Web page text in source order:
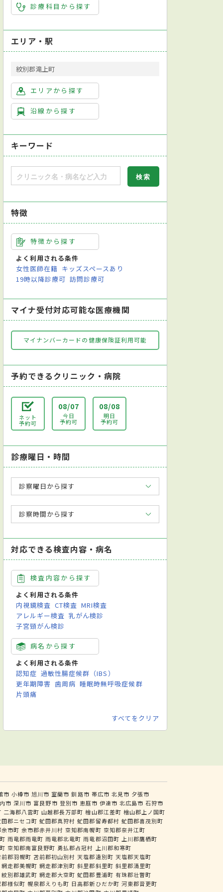
診療科目から探す
エリア・駅
紋別郡滝上町
エリアから探す
沿線から探す
キーワード
特徴
特徴から探す
よく利用される条件
女性医師在籍 キッズスペースあり
19時以降診療可 訪問診療可
マイナ受付対応可能な医療機関
マイナンバーカードの健康保険証利用可能
予約できるクリニック・病院
ネット
予約可
08/07
今日
予約可
08/08
明日
予約可
診療曜日・時間
診察曜日から探す
診察時間から探す
対応できる検査内容・病名
検査内容から探す
よく利用される条件
内視鏡検査 CT検査 MRI検査
アレルギー検査 乳がん検診
子宮頸がん検診
病名から探す
よく利用される条件
認知症 過敏性腸症候群（IBS）
更年期障害 歯周病 睡眠時無呼吸症候群
片頭痛
すべてをクリア
市 小樽市 旭川市 室蘭市 釧路市 帯広市 北見市 夕張市
市 深川市 富良野市 登別市 恵庭市 伊達市 北広島市 石狩市
二海郡八雲町 山越郡長万部町 檜山郡江差町 檜山郡上ノ国町
田郡ニセコ町 虻田郡真狩村 虻田郡留寿都村 虻田郡喜茂別町
市町 余市郡赤井川村 空知郡南幌町 空知郡奈井江町
雨竜郡雨竜町 雨竜郡北竜町 雨竜郡沼田町 上川郡鷹栖町
空知郡南富良野町 勇払郡占冠村
上川郡和寒町
前郡羽幌町 苫前郡初山別村 天塩郡遠別町 天塩郡天塩町
網走郡美幌町 網走郡津別町 斜里郡斜里町 斜里郡清里町
紋別郡雄武町 網走郡大空町 虻田郡豊浦町 有珠郡壮瞥町
様似町 幌泉郡えりも町 日高郡新ひだか町 河東郡音更町